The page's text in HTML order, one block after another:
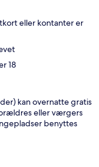
eller kontanter er
18
kan overnatte gratis
eller værgers
benyttes